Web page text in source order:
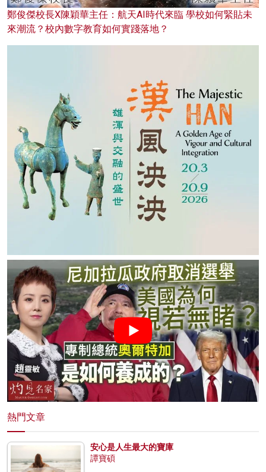
鄭俊傑校長X陳穎華主任：航天AI時代來臨 學校如何緊貼未
來潮流？校內數字教育如何實踐落地？
熱門文章
安心是人生最大的寶庫
譚寶碩